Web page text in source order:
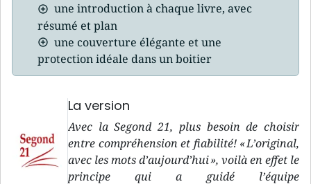
une introduction à chaque livre, avec
résumé et plan
une couverture élégante et une
protection idéale dans un boitier
La version
Avec la Segond 21, plus besoin de choisir
entre compréhension et fiabilité! « L’original,
avec les mots d’aujourd’hui », voilà en effet le
principe qui a guidé l’équipe